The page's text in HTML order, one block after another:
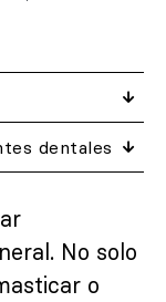
dentales
No solo
o